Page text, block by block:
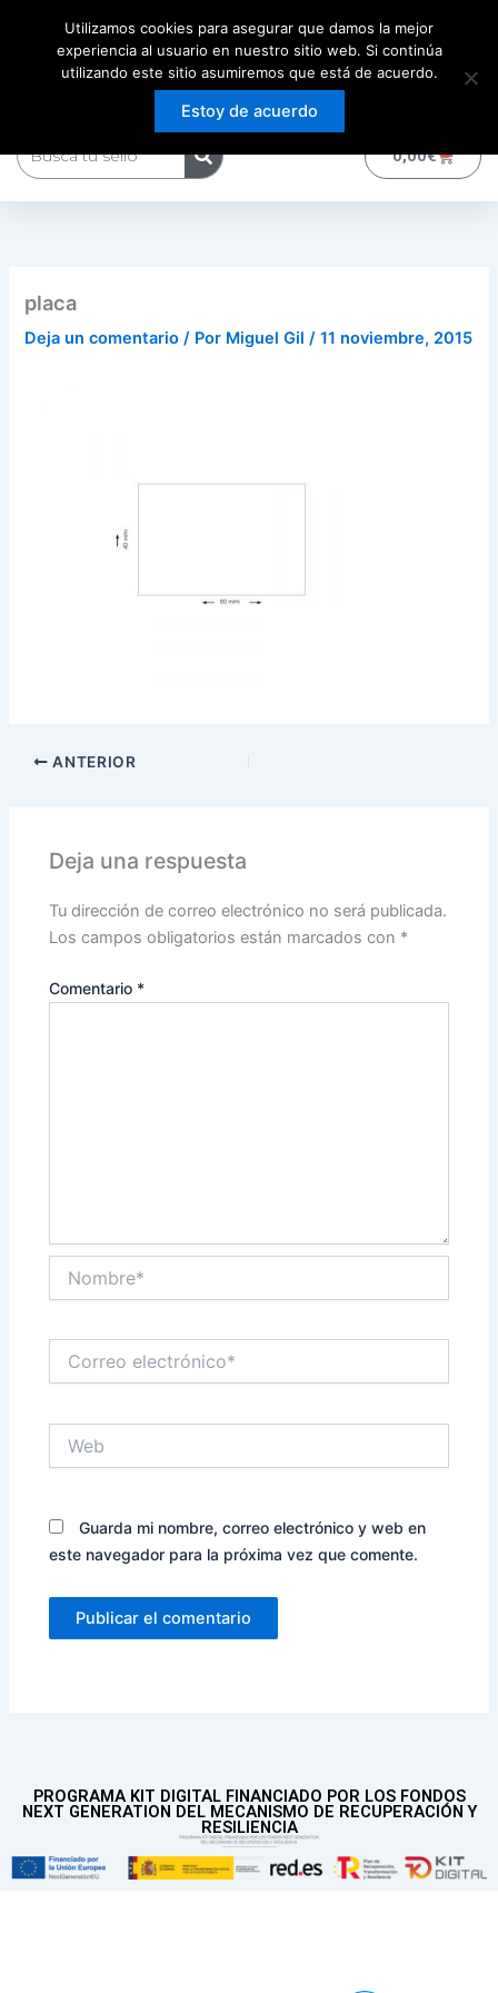
contenido
0,00€Carrito
placa
Deja un comentario / Por Miguel Gil /11 noviembre, 2015
ANTERIOR
Deja una respuesta
Tu dirección de correo electrónico no será publicada.
Los campos obligatorios están marcados con *
Comentario *
electrónico*
Guarda mi nombre, correo electrónico y web en
este navegador para la próxima vez que comente.
PROGRAMA KIT DIGITAL FINANCIADO POR LOS FONDOS
NEXT GENERATION DEL MECANISMO DE RECUPERACIÓN Y
RESILIENCIA
Utilizamos cookies para asegurar que damos la mejor
experiencia al usuario en nuestro sitio web. Si continúa
utilizando este sitio asumiremos que está de acuerdo.
Estoy de acuerdo